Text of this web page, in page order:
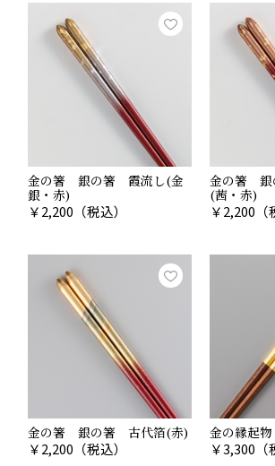
金の箸 銀の箸 霞流し(金
銀・赤)
￥2,200 （税込）
金の箸
(茜・赤)
￥2,200
金の箸 銀の箸 古代箔(赤)
￥2,200 （税込）
金の縁起
￥3,300